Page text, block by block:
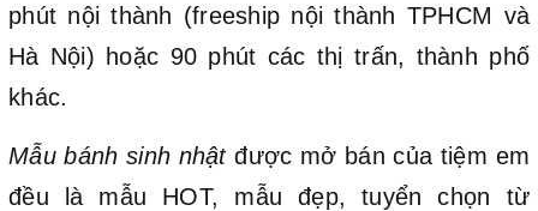
phút nội thành (freeship nội thành TPHCM và
Hà Nội) hoặc 90 phút các thị trấn, thành phố
khác.
Mẫu bánh sinh nhậtđược mở bán của tiệm em
đều là mẫu HOT, mẫu đẹp, tuyển chọn từ